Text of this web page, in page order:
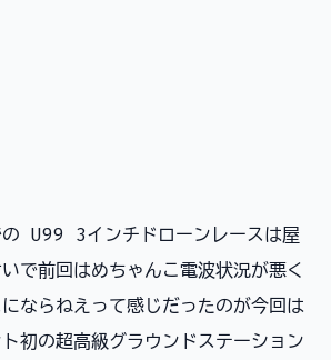
の U99 3インチドローンレースは屋
で前回はめちゃんこ電波状況が悪く
ならねえって感じだったのが今回は
初の超高級グラウンドステーション